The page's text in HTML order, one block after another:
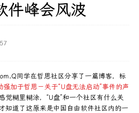
件峰会风波
同学在哲思社区分享了一篇博客，标
加于哲思－关于“U盘无法启动”事件的声
觉糊里糊涂，“U盘”和一个社区有什么关
知道了这原来是中国自由软件社区内的一